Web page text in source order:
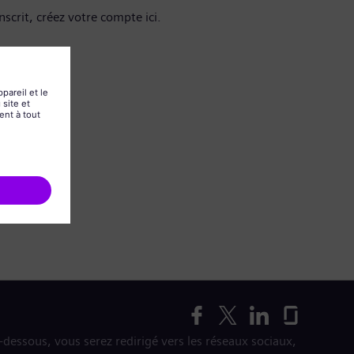
créez votre compte ici.
vous serez redirigé vers les réseaux sociaux,